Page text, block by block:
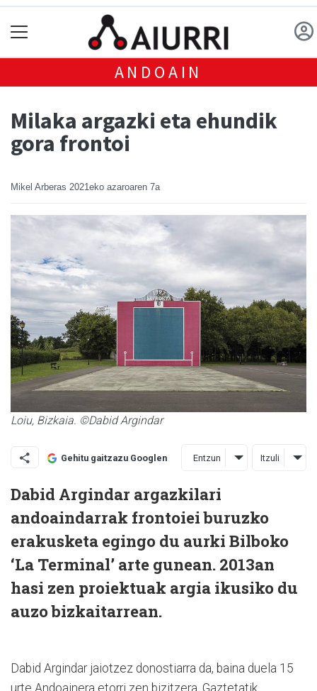
ANDOAIN
Milaka argazki eta ehundik
gora frontoi
Mikel Arberas 2021eko azaroaren 7a
Loiu, Bizkaia. ©Dabid Argindar
Gehitu gaitzazu Googlen Entzun Itzuli
Dabid Argindar argazkilari
andoaindarrak frontoiei buruzko
erakusketa egingo du aurki Bilboko
‘La Terminal’ arte gunean. 2013an
hasi zen proiektuak argia ikusiko du
auzo bizkaitarrean.
Dabid Argindar jaiotzez donostiarra da, baina duela 15